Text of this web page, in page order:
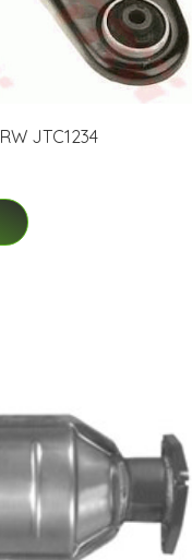
JTC1234